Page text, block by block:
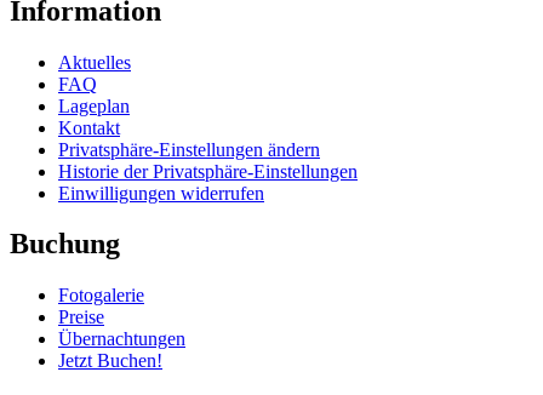
Information
Aktuelles
FAQ
Lageplan
Kontakt
Privatsphäre-Einstellungen ändern
Historie der Privatsphäre-Einstellungen
Einwilligungen widerrufen
Buchung
Fotogalerie
Preise
Übernachtungen
Jetzt Buchen!